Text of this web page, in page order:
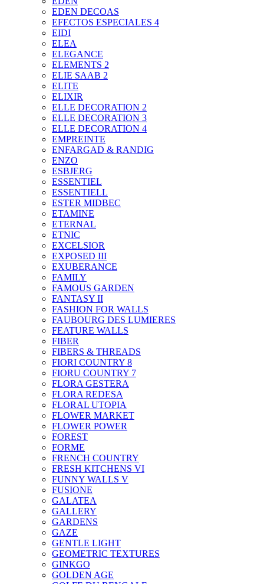
EDEN DECOAS
EFECTOS ESPECIALES 4
EIDI
ELEA
ELEGANCE
ELEMENTS 2
ELIE SAAB 2
ELITE
ELIXIR
ELLE DECORATION 2
ELLE DECORATION 3
ELLE DECORATION 4
EMPREINTE
ENFARGAD & RANDIG
ENZO
ESBJERG
ESSENTIEL
ESSENTIELL
ESTER MIDBEC
ETAMINE
ETERNAL
ETNIC
EXCELSIOR
EXPOSED III
EXUBERANCE
FAMILY
FAMOUS GARDEN
FANTASY II
FASHION FOR WALLS
FAUBOURG DES LUMIERES
FEATURE WALLS
FIBER
FIBERS & THREADS
FIORI COUNTRY 8
FIORU COUNTRY 7
FLORA GESTERA
FLORA REDESA
FLORAL UTOPIA
FLOWER MARKET
FLOWER POWER
FOREST
FORME
FRENCH COUNTRY
FRESH KITCHENS VI
FUNNY WALLS V
FUSIONE
GALATEA
GALLERY
GARDENS
GAZE
GENTLE LIGHT
GEOMETRIC TEXTURES
GINKGO
GOLDEN AGE